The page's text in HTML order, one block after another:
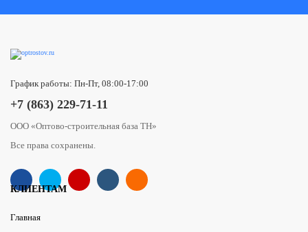
График работы: Пн-Пт, 08:00-17:00
+7 (863) 229-71-11
ООО «Оптово-строительная база ТН»
Все права сохранены.
КЛИЕНТАМ
Главная